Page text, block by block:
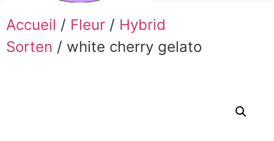
Accueil / Fleur / Hybrid
Sorten / white cherry gelato